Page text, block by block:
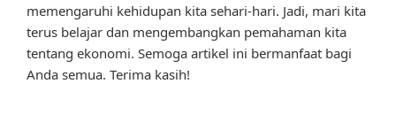
memengaruhi kehidupan kita sehari-hari. Jadi, mari kita
terus belajar dan mengembangkan pemahaman kita
tentang ekonomi. Semoga artikel ini bermanfaat bagi
Anda semua. Terima kasih!